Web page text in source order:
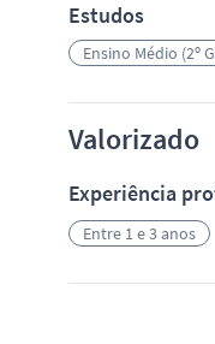
Estudos
Ensino Médio (2º
Valorizado
Experiência
Entre 1 e 3 anos